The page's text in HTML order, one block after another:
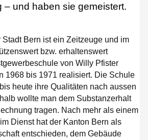
– und haben sie gemeistert.
Stadt Bern ist ein Zeitzeuge und im
bzw. erhaltenswert
von Willy Pfister
1968 bis 1971 realisiert. Die Schule
heute ihre Qualitäten nach aussen
wollte man dem Substanzerhalt
tragen. Nach mehr als einem
Dienst hat der Kanton Bern als
entschieden, dem Gebäude